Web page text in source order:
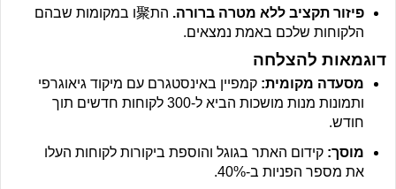
פיזור תקציב ללא מטרה ברורה.
הת聚ו במקומות שבהם
הלקוחות שלכם באמת נמצאים.
דוגמאות להצלחה
מסעדה מקומית: קמפיין באינסטגרם עם מיקוד גיאוגרפי
ותמונות מנות מושכות הביא ל-300 לקוחות חדשים תוך
חודש.
מוסך: קידום האתר בגוגל והוספת ביקורות לקוחות העלו
את מספר הפניות ב-40%.